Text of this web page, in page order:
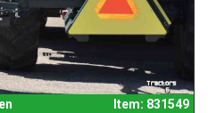
Item: 831549